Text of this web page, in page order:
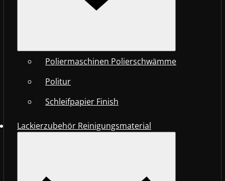
Poliermaschinen Polierschwämme
Politur
Schleifpapier Finish
Lackierzubehör Reinigungsmaterial